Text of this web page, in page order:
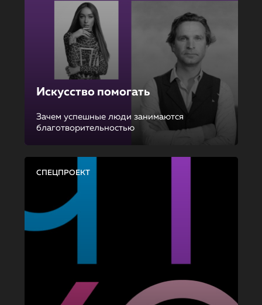
Искусство помогать
Зачем успешные люди занимаются
благотворительностью
СПЕЦПРОЕКТ